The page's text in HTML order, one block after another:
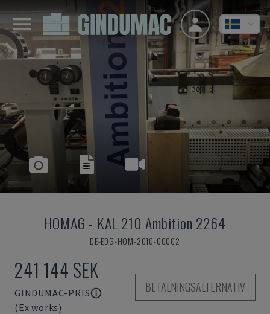
HOMAG - KAL 210 Ambition 2264
DE-EDG-HOM-2010-00002
241 144 SEK
GINDUMAC-PRIS
(Ex works)
BETALNINGSALTERNATIV